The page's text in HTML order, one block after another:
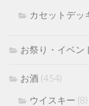
カセットデッ
お祭り・イベン
お酒 (454)
ウイスキー (8)